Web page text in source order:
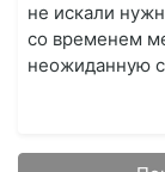
не искали
со временем
неожиданную